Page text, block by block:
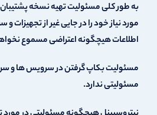
به طور کلی مسئولیت تهیه نسخه پشتیبان
مورد نیاز خود را در جایی غیر از
اطلاعات هیچگونه اعتراضی مسموع
مسئولیت بکاپ گرفتن در سرویس ها و
مسئولیتی ندارد.